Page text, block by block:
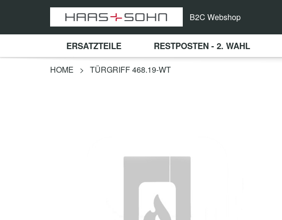
B2C Webshop
ERSATZTEILE RESTPOSTEN - 2. WAHL
HOME > TÜRGRIFF 468.19-WT